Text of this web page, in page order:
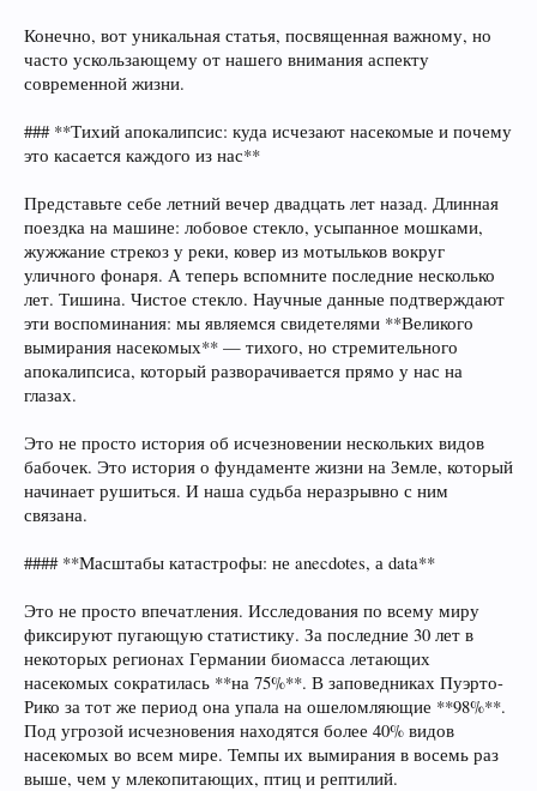
Конечно, вот уникальная статья, посвященная важному, но
часто ускользающему от нашего внимания аспекту
современной жизни.
### **Тихий апокалипсис: куда исчезают насекомые и почему
это касается каждого из нас**
Представьте себе летний вечер двадцать лет назад. Длинная
поездка на машине: лобовое стекло, усыпанное мошками,
жужжание стрекоз у реки, ковер из мотыльков вокруг
уличного фонаря. А теперь вспомните последние несколько
лет. Тишина. Чистое стекло. Научные данные подтверждают
эти воспоминания: мы являемся свидетелями **Великого
вымирания насекомых** — тихого, но стремительного
апокалипсиса, который разворачивается прямо у нас на
глазах.
Это не просто история об исчезновении нескольких видов
бабочек. Это история о фундаменте жизни на Земле, который
начинает рушиться. И наша судьба неразрывно с ним
связана.
#### **Масштабы катастрофы: не anecdotes, а data**
Это не просто впечатления. Исследования по всему миру
фиксируют пугающую статистику. За последние 30 лет в
некоторых регионах Германии биомасса летающих
насекомых сократилась **на 75%**. В заповедниках Пуэрто-
Рико за тот же период она упала на ошеломляющие **98%**.
Под угрозой исчезновения находятся более 40% видов
насекомых во всем мире. Темпы их вымирания в восемь раз
выше, чем у млекопитающих, птиц и рептилий.